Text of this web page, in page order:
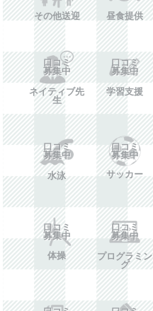
その他送迎 昼食提供
口コミ
募集中
ネイティブ先
生
口コミ
募集中
学習支援
口コミ
募集中
水泳
口コミ
募集中
サッカー
口コミ
募集中
体操
口コミ
募集中
プログラミン
グ